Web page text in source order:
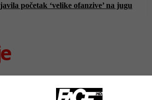
početak ‘velike ofanzive’ na jugu
Evropu: “Dronovi će
zemlje”